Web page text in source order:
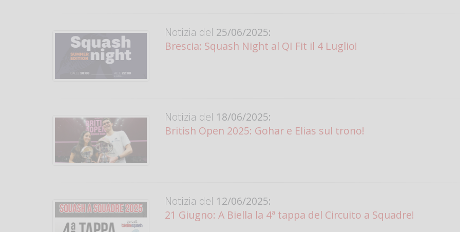
Notizia del 25/06/2025:
Brescia: Squash Night al QI Fit il 4 Luglio!
Notizia del 18/06/2025:
British Open 2025: Gohar e Elias sul trono!
Notizia del 12/06/2025:
21 Giugno: A Biella la 4ª tappa del Circuito a Squadre!